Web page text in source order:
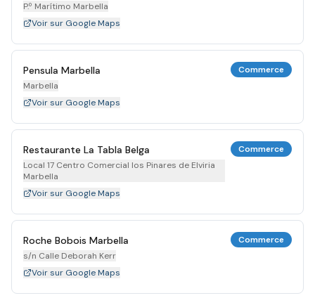
P.º Marítimo Marbella
Voir sur Google Maps
Pensula Marbella
Marbella
Commerce
Voir sur Google Maps
Restaurante La Tabla Belga
Local 17 Centro Comercial los Pinares de Elviria
Marbella
Commerce
Voir sur Google Maps
Roche Bobois Marbella
s/n Calle Deborah Kerr
Commerce
Voir sur Google Maps